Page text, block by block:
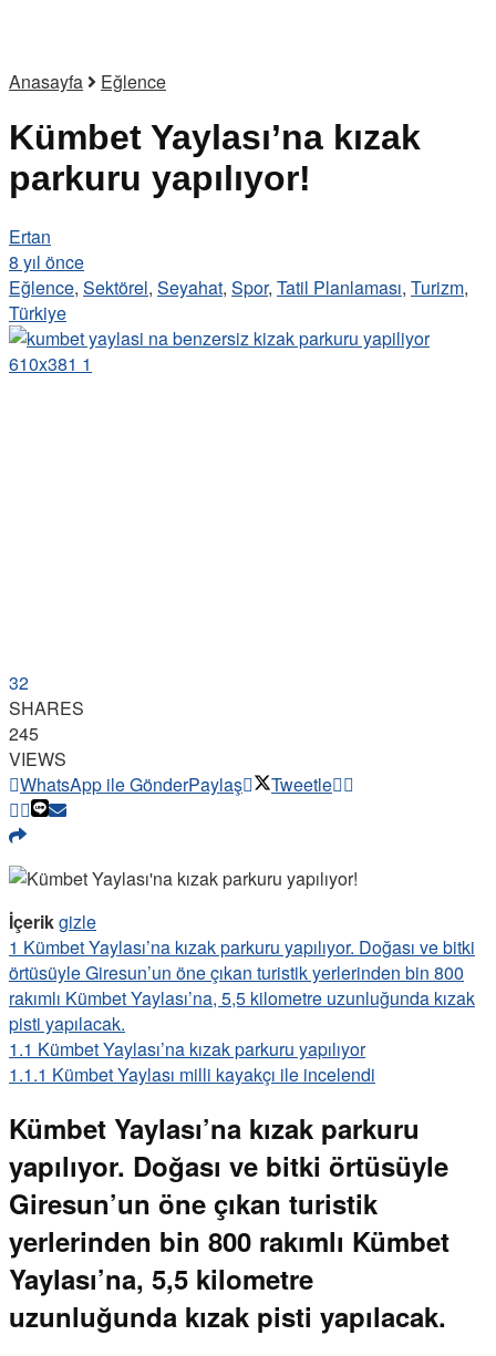
Anasayfa Eğlence
Kümbet Yaylası’na kızak
parkuru yapılıyor!
Ertan
8 yıl önce
Eğlence, Sektörel, Seyahat, Spor, Tatil Planlaması, Turizm,
Türkiye
32
SHARES
245
VIEWS
WhatsApp ile GönderPaylaş Tweetle
İçerikgizle
1 Kümbet Yaylası’na kızak parkuru yapılıyor. Doğası ve bitki
örtüsüyle Giresun’un öne çıkan turistik yerlerinden bin 800
rakımlı Kümbet Yaylası’na, 5,5 kilometre uzunluğunda kızak
pisti yapılacak.
1.1 Kümbet Yaylası’na kızak parkuru yapılıyor
1.1.1 Kümbet Yaylası milli kayakçı ile incelendi
Kümbet Yaylası’na kızak parkuru
yapılıyor. Doğası ve bitki örtüsüyle
Giresun’un öne çıkan turistik
yerlerinden bin 800 rakımlı Kümbet
Yaylası’na, 5,5 kilometre
uzunluğunda kızak pisti yapılacak.